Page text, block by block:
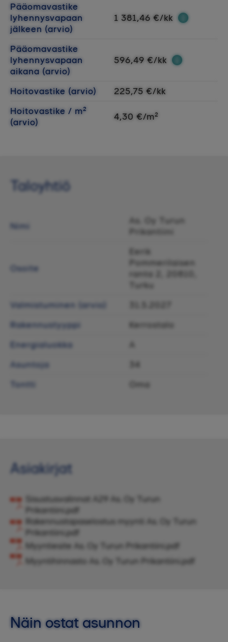
Pääomavastike
lyhennysvapaan
jälkeen (arvio)
1 381,46 €/kk
Pääomavastike
lyhennysvapaan
aikana (arvio)
596,49 €/kk
Hoitovastike (arvio)
225,75 €/kk
Hoitovastike / m²
(arvio)
4,30 €/m²
Taloyhtiö
Nimi
As. Oy Turun
Prikantiini
Osoite
Eerik
Pommerilaisen
ranta 2, 20810,
Turku
Valmistuminen (arvio)
Rakennustyyppi
Kerrostalo
Energialuokka
A
Asuntoja
34
Tontti
Oma
Asiakirjat
Sisustusvalinnat A29 As. Oy Turun
Prikantiini.pdf
Rakennustapaselostus myynti As. Oy Turun
Prikantiini.pdf
Myyntiesite As. Oy Turun Prikantiini.pdf
Myyntihinnasto As. Oy Turun Prikantiini.pdf
Näin ostat asunnon